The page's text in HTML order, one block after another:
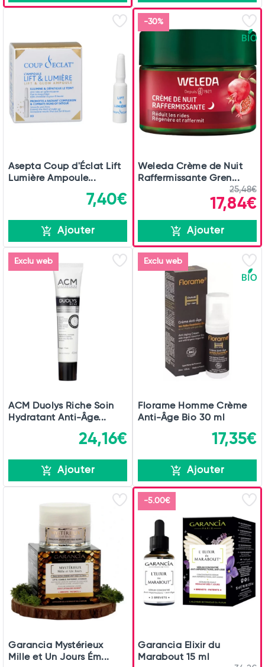
Asepta Coup d'Éclat Lift
Lumière Ampoule...
7,40€
Ajouter
-30%
Weleda Crème de Nuit
Raffermissante Gren...
25,48€
17,84€
Ajouter
Exclu web
ACM Duolys Riche Soin
Hydratant Anti-Âge...
24,16€
Ajouter
Exclu web
Florame Homme Crème
Anti-Âge Bio 30 ml
17,35€
Ajouter
Garancia Mystérieux
Mille et Un Jours Ém...
-5.00€
Garancia Elixir du
Marabout 15 ml